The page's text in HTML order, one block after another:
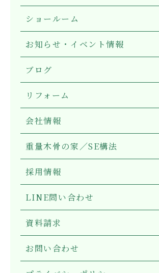
ショールーム
お知らせ・イベント情報
ブログ
リフォーム
会社情報
重量木骨の家／SE構法
採用情報
LINE問い合わせ
資料請求
お問い合わせ